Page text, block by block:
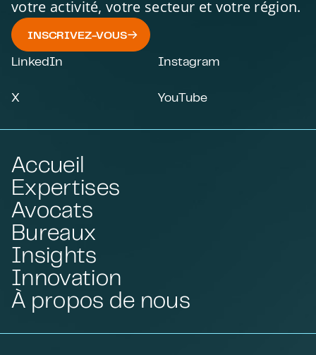
votre activité, votre secteur et votre région.
INSCRIVEZ-VOUS
LinkedIn Instagram
X YouTube
Accueil
Expertises
Avocats
Bureaux
Insights
Innovation
À propos de nous